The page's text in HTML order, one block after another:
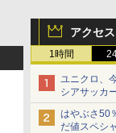
アクセ
1時間
ユニクロ、
シアサッカ
ショーツは
はやぶさ50
だ値スペシ